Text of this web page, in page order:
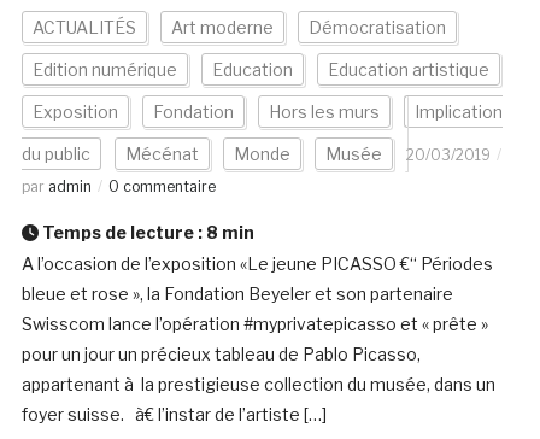
ACTUALITÉS Art moderne Démocratisation
Edition numérique Education Education artistique
Exposition Fondation Hors les murs Implication
du public Mécénat Monde Musée
20/03/2019
par admin 0 commentaire
Temps de lecture : 8 min
A l’occasion de l’exposition «Le jeune PICASSO €“ Périodes
bleue et rose », la Fondation Beyeler et son partenaire
Swisscom lance l’opération #myprivatepicasso et « prête »
pour un jour un précieux tableau de Pablo Picasso,
appartenant à la prestigieuse collection du musée, dans un
foyer suisse. à€ l’instar de l’artiste […]